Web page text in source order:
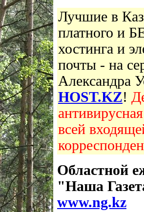
Лучшие в
платного и
хостинга и
почты - на
Александра
HOST.KZ!
всей
Областной
"Наша
www.ng.kz